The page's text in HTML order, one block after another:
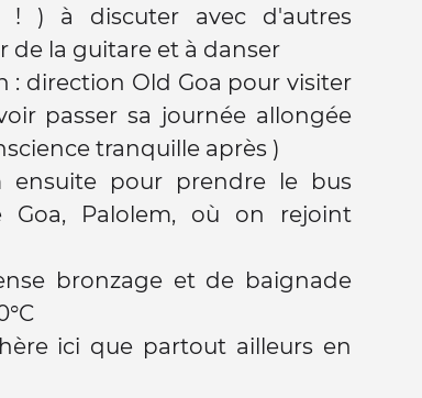
! ) à discuter avec d'autres
de la guitare et à danser
: direction Old Goa pour visiter
passer sa journée allongée
tranquille après )
ensuite pour prendre le bus
Goa, Palolem, où on rejoint
bronzage et de baignade
ici que partout ailleurs en